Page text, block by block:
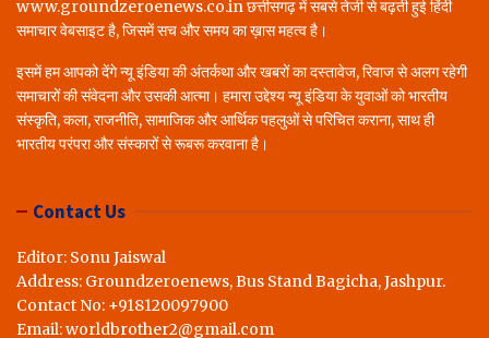
www.groundzeroenews.co.in छत्तीसगढ़ में सबसे तेजी से बढ़ती हुई हिंदी
समाचार वेबसाइट है, जिसमें सच और समय का ख़ास महत्व है।
इसमें हम आपको देंगे न्यू इंडिया की अंतर्कथा और खबरों का दस्तावेज, रिवाज से अलग रहेगी
समाचारों की संवेदना और उसकी आत्मा। हमारा उद्देश्य न्यू इंडिया के युवाओं को भारतीय
संस्कृति, कला, राजनीति, सामाजिक और आर्थिक पहलुओं से परिचित कराना, साथ ही
भारतीय परंपरा और संस्कारों से रूबरू करवाना है।
Contact Us
Editor: Sonu Jaiswal
Address: Groundzeroenews, Bus Stand Bagicha, Jashpur.
Contact No: +918120097900
Email: worldbrother2@gmail.com